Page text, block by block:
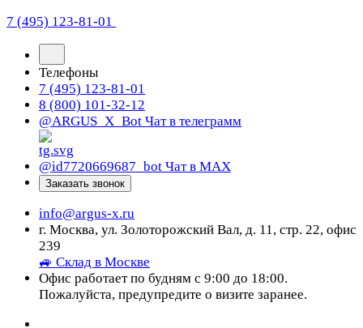
7 (495) 123-81-01
Телефоны
7 (495) 123-81-01
8 (800) 101-32-12
@ARGUS_X_Bot Чат в телеграмм
@id7720669687_bot Чат в МАХ
Заказать звонок
info@argus-x.ru
г. Москва, ул. Золоторожский Вал, д. 11, стр. 22, офис
239
🚙 Склад в Москве
Офис работает по будням с 9:00 до 18:00.
Пожалуйста, предупредите о визите заранее.